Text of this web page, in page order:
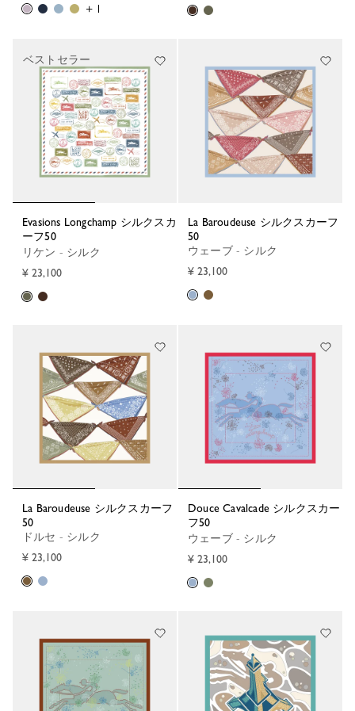
+ 1
Evasions Longchamp シルクスカ
ーフ50
リケン - シルク
¥ 23,100
ベストセラー
La Baroudeuse シルクスカーフ
50
ウェーブ - シルク
¥ 23,100
La Baroudeuse シルクスカーフ
50
ドルセ - シルク
¥ 23,100
Douce Cavalcade シルクスカー
フ50
ウェーブ - シルク
¥ 23,100